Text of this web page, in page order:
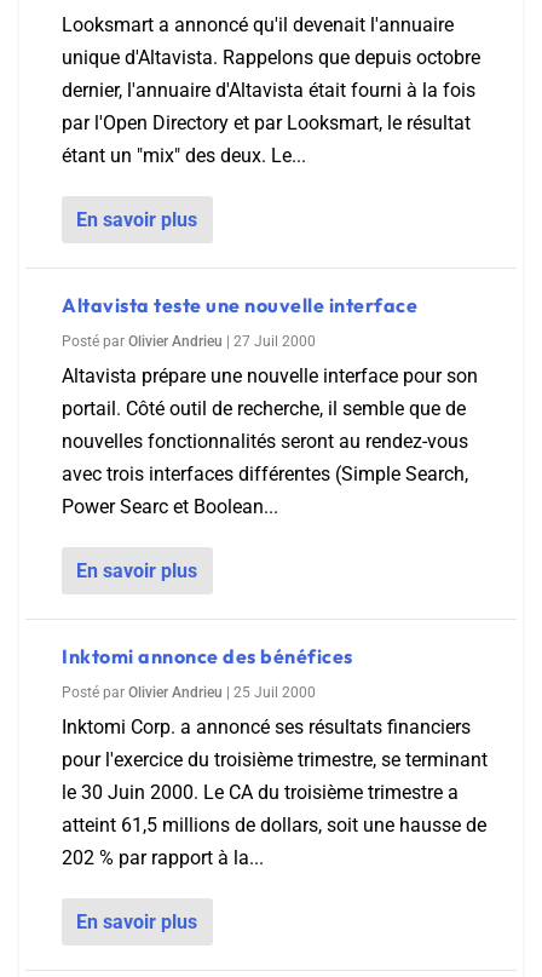
Looksmart a annoncé qu'il devenait l'annuaire
unique d'Altavista. Rappelons que depuis octobre
dernier, l'annuaire d'Altavista était fourni à la fois
par l'Open Directory et par Looksmart, le résultat
étant un "mix" des deux. Le...
En savoir plus
Altavista teste une nouvelle interface
Posté par Olivier Andrieu 27 Juil 2000
Altavista prépare une nouvelle interface pour son
portail. Côté outil de recherche, il semble que de
nouvelles fonctionnalités seront au rendez-vous
avec trois interfaces différentes (Simple Search,
Power Searc et Boolean...
En savoir plus
Inktomi annonce des bénéfices
Posté par Olivier Andrieu 25 Juil 2000
Inktomi Corp. a annoncé ses résultats financiers
pour l'exercice du troisième trimestre, se terminant
le 30 Juin 2000. Le CA du troisième trimestre a
atteint 61,5 millions de dollars, soit une hausse de
202 % par rapport à la...
En savoir plus